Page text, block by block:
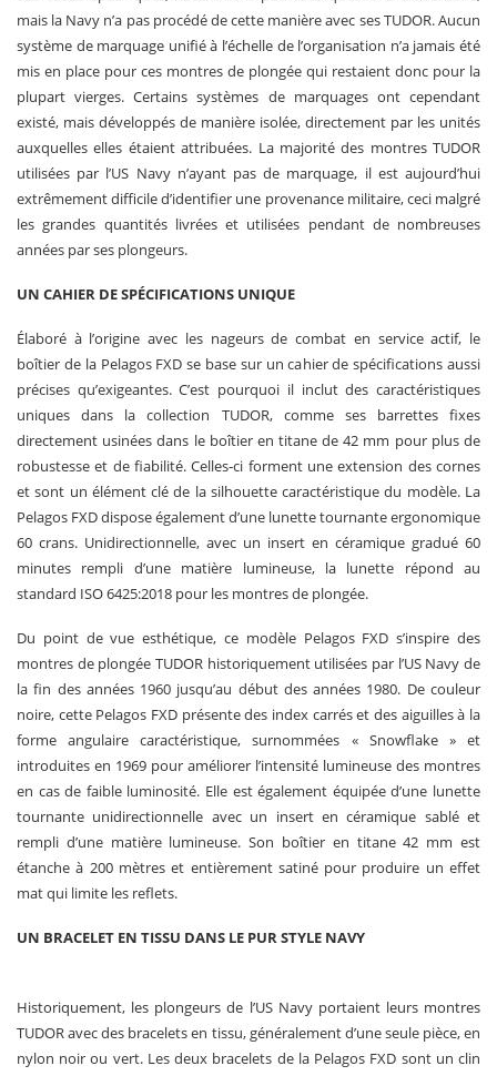
mais la Navy n’a pas procédé de cette manière avec ses TUDOR. Aucun
système de marquage unifié à l’échelle de l’organisation n’a jamais été
mis en place pour ces montres de plongée qui restaient donc pour la
plupart vierges. Certains systèmes de marquages ont cependant
existé, mais développés de manière isolée, directement par les unités
auxquelles elles étaient attribuées. La majorité des montres TUDOR
utilisées par l’US Navy n’ayant pas de marquage, il est aujourd’hui
extrêmement difficile d’identifier une provenance militaire, ceci malgré
les grandes quantités livrées et utilisées pendant de nombreuses
années par ses plongeurs.
UN CAHIER DE SPÉCIFICATIONS UNIQUE
Élaboré à l’origine avec les nageurs de combat en service actif, le
boîtier de la Pelagos FXD se base sur un cahier de spécifications aussi
précises qu’exigeantes. C’est pourquoi il inclut des caractéristiques
uniques dans la collection TUDOR, comme ses barrettes fixes
directement usinées dans le boîtier en titane de 42 mm pour plus de
robustesse et de fiabilité. Celles‑ci forment une extension des cornes
et sont un élément clé de la silhouette caractéristique du modèle. La
Pelagos FXD dispose également d’une lunette tournante ergonomique
60 crans. Unidirectionnelle, avec un insert en céramique gradué 60
minutes rempli d’une matière lumineuse, la lunette répond au
standard ISO 6425:2018 pour les montres de plongée.
Du point de vue esthétique, ce modèle Pelagos FXD s’inspire des
montres de plongée TUDOR historiquement utilisées par l’US Navy de
la fin des années 1960 jusqu’au début des années 1980. De couleur
noire, cette Pelagos FXD présente des index carrés et des aiguilles à la
forme angulaire caractéristique, surnommées « Snowflake » et
introduites en 1969 pour améliorer l’intensité lumineuse des montres
en cas de faible luminosité. Elle est également équipée d’une lunette
tournante unidirectionnelle avec un insert en céramique sablé et
rempli d’une matière lumineuse. Son boîtier en titane 42 mm est
étanche à 200 mètres et entièrement satiné pour produire un effet
mat qui limite les reflets.
UN BRACELET EN TISSU DANS LE PUR STYLE NAVY
Historiquement, les plongeurs de l’US Navy portaient leurs montres
TUDOR avec des bracelets en tissu, généralement d’une seule pièce, en
nylon noir ou vert. Les deux bracelets de la Pelagos FXD sont un clin